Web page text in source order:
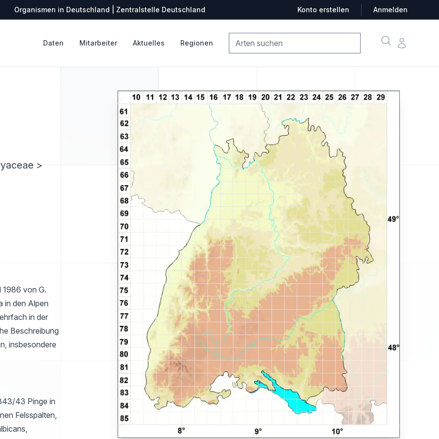
Organismen in Deutschland | Zentralstelle Deutschland Konto erstellen Anmelden
Daten Mitarbeiter Aktuelles Regionen SucheKonto
>
1986 von G.
in den Alpen
in der
Beschreibung
insbesondere
43 Pinge in
Felsspalten,